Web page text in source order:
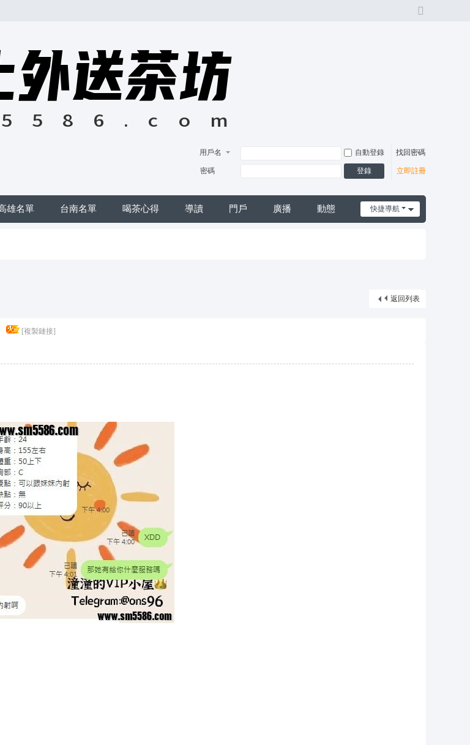
用戶名 自動登錄 找回密碼
密碼 登錄 立即註冊
快捷導航
雄名單 台南名單 喝茶心得 導讀 門戶 廣播 動態
加賴*找小姐*Line*TG*telegram*約泡*定點*樓鳳*按摩*舒壓*外送茶*喝茶*茶坊*小姐*妹妹*約會*無套*個工*魚*漁汛*魚訊*賴*服務*內容*出差*
返回列表
[複製鏈接]